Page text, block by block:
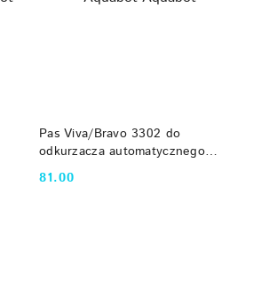
Pas Viva/Bravo 3302 do
odkurzacza automatycznego
Aquabot Aquabot
Cena:
81.00